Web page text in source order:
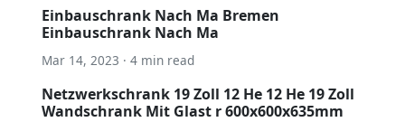
Einbauschrank Nach Ma Bremen
Einbauschrank Nach Ma
Mar 14, 2023 · 4 min read
Netzwerkschrank 19 Zoll 12 He 12 He 19 Zoll
Wandschrank Mit Glast r 600x600x635mm